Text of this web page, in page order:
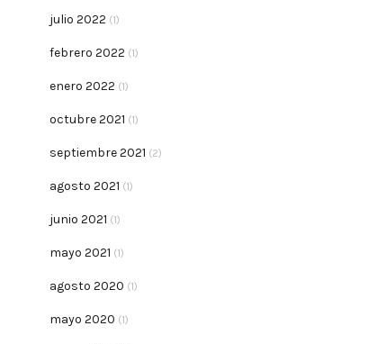
julio 2022 (1)
febrero 2022 (1)
enero 2022 (1)
octubre 2021 (1)
septiembre 2021 (2)
agosto 2021 (1)
junio 2021 (1)
mayo 2021 (1)
agosto 2020 (1)
mayo 2020 (1)